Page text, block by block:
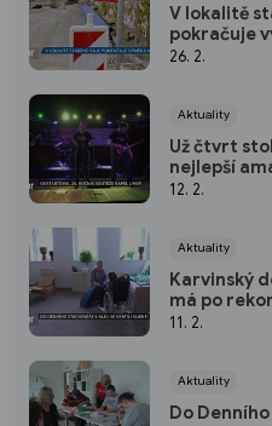
V lokalitě
pokračuje
dopravních
26. 2.
Aktuality
Už čtvrt
nejlepší
12. 2.
Aktuality
Karvinský
má po
klientům
11. 2.
Aktuality
Do